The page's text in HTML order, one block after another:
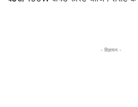
- विज्ञापन -